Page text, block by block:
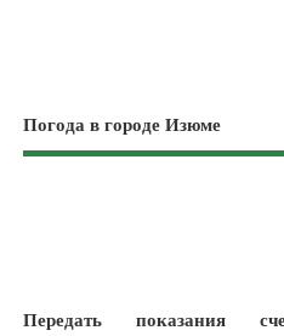
Погода в городе Изюме
Передать показания